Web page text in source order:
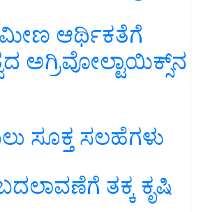
ಆರ್ಥಿಕತೆಗೆ
ಅಗ್ರಿವೋಲ್ಟಾಯಿಕ್ಸ್‌ನ
ಸೂಕ್ತ ಸಲಹೆಗಳು
ತಕ್ಕ ಕೃಷಿ